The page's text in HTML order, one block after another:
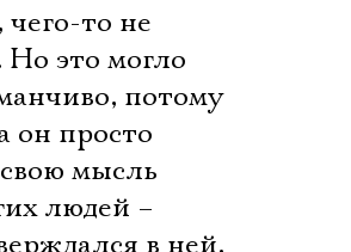
то не
это могло
потому
он просто
мысль
людей –
в ней,